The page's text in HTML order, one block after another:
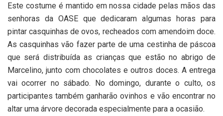
Este costume é mantido em nossa cidade pelas mãos das
senhoras da OASE que dedicaram algumas horas para
pintar casquinhas de ovos, recheados com amendoim doce.
As casquinhas vão fazer parte de uma cestinha de páscoa
que será distribuída as crianças que estão no abrigo de
Marcelino, junto com chocolates e outros doces. A entrega
vai ocorrer no sábado. No domingo, durante o culto, os
participantes também ganharão ovinhos e vão encontrar no
altar uma árvore decorada especialmente para a ocasião.